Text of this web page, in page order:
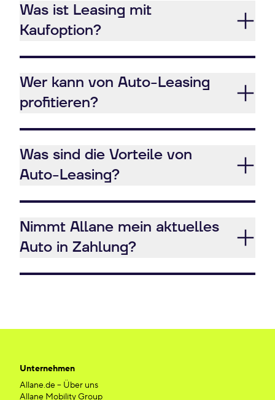
Was ist Leasing mit
Kaufoption?
Wer kann von Auto-Leasing
profitieren?
Was sind die Vorteile von
Auto-Leasing?
Nimmt Allane mein aktuelles
Auto in Zahlung?
Unternehmen
Allane.de – Über uns
Allane Mobility Group